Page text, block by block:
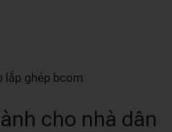
cho nhà dân